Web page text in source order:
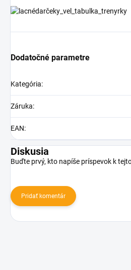
Dodatočné parametre
Kategória:
Záruka:
EAN:
Diskusia
Buďte prvý, kto napíše príspevok k
Pridať komentár